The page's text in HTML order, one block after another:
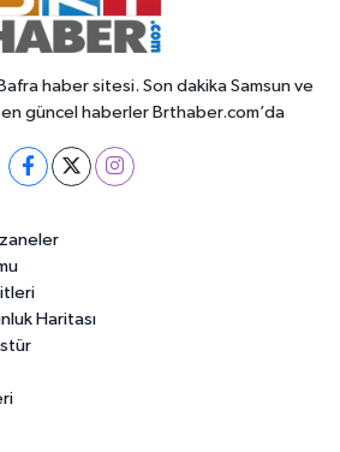
haber sitesi. Son dakika Samsun ve
güncel haberler Brthaber.com’da
Haritası